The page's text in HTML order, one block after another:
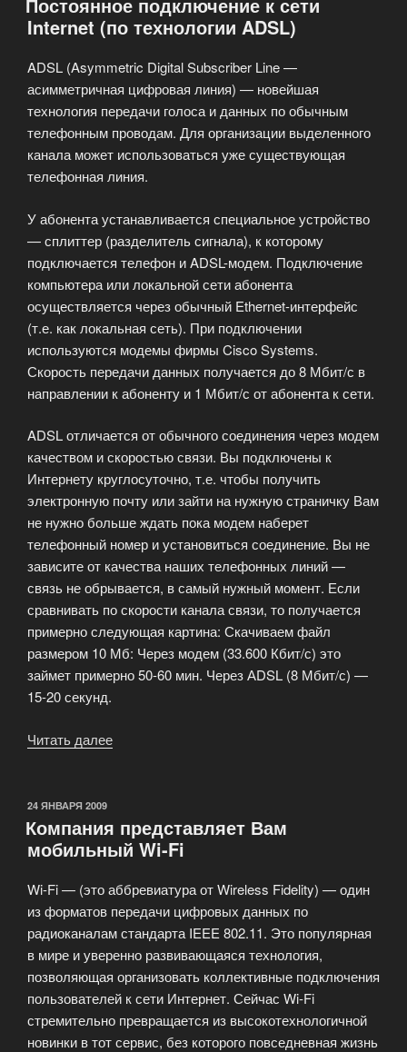
линии!»
Internet (по технологии ADSL)
ADSL (Asymmetric Digital Subscriber Line —
асимметричная цифровая линия) — новейшая
технология передачи голоса и данных по обычным
телефонным проводам. Для организации выделенного
канала может использоваться уже существующая
телефонная линия.
У абонента устанавливается специальное устройство
— сплиттер (разделитель сигнала), к которому
подключается телефон и ADSL-модем. Подключение
компьютера или локальной сети абонента
осуществляется через обычный Ethernet-интерфейс
(т.е. как локальная сеть). При подключении
используются модемы фирмы Cisco Systems.
Скорость передачи данных получается до 8 Мбит/с в
направлении к абоненту и 1 Мбит/с от абонента к сети.
ADSL отличается от обычного соединения через модем
качеством и скоростью связи. Вы подключены к
Интернету круглосуточно, т.е. чтобы получить
электронную почту или зайти на нужную страничку Вам
не нужно больше ждать пока модем наберет
телефонный номер и установиться соединение. Вы не
зависите от качества наших телефонных линий —
связь не обрывается, в самый нужный момент. Если
сравнивать по скорости канала связи, то получается
примерно следующая картина: Скачиваем файл
размером 10 Мб: Через модем (33.600 Кбит/с) это
займет примерно 50-60 мин. Через АDSL (8 Мбит/с) —
15-20 секунд.
Читать далее
Internet
(по
ADSL)»
ОПУБЛИКОВАНО
24 ЯНВАРЯ 2009
Компания представляет Вам
мобильный Wi-Fi
Wi-Fi — (это аббревиатура от Wireless Fidelity) — один
из форматов передачи цифровых данных по
радиоканалам стандарта IEEE 802.11. Это популярная
в мире и уверенно развивающаяся технология,
позволяющая организовать коллективные подключения
пользователей к сети Интернет. Сейчас Wi-Fi
стремительно превращается из высокотехнологичной
новинки в тот сервис, без которого повседневная жизнь